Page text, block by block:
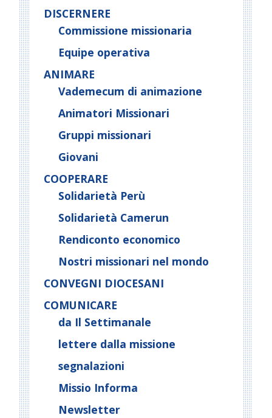
DISCERNERE
Commissione missionaria
Equipe operativa
ANIMARE
Vademecum di animazione
Animatori Missionari
Gruppi missionari
Giovani
COOPERARE
Solidarietà Perù
Solidarietà Camerun
Rendiconto economico
Nostri missionari nel mondo
CONVEGNI DIOCESANI
COMUNICARE
da Il Settimanale
lettere dalla missione
segnalazioni
Missio Informa
Newsletter